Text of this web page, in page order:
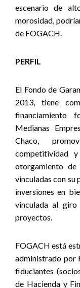
escenario de
morosidad,
de FOGACH.
PERFIL
El Fondo de
2013, tiene
financiamiento
Medianas
Chaco,
competitividad
otorgamiento de
vinculadas con
inversiones en
vinculada al
proyectos.
FOGACH está
administrado por
fiduciantes
de Hacienda y